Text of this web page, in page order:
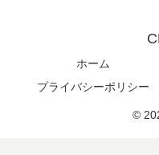
ホーム
プライバシーポリシー
©